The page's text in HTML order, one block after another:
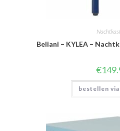
Beliani – KYLEA –
€
bestellen